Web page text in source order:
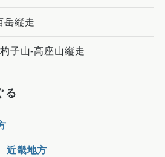
岳縦走
子山-高座山縦走
る
近畿地方